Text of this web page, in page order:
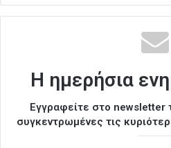
Η ημερήσια
Εγγραφείτε στο newsletter
συγκεντρωμένες τις